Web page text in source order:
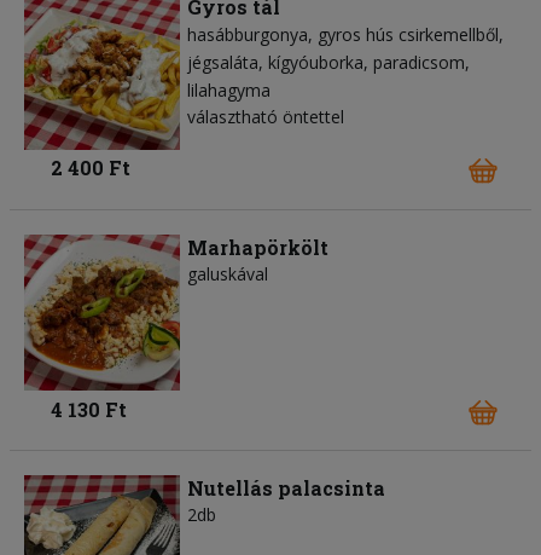
Gyros tál
hasábburgonya gyros hús csirkemellből
jégsaláta kígyóuborka paradicsom
lilahagyma
választható öntettel
2 400 Ft
Marhapörkölt
galuskával
4 130 Ft
Nutellás palacsinta
2db